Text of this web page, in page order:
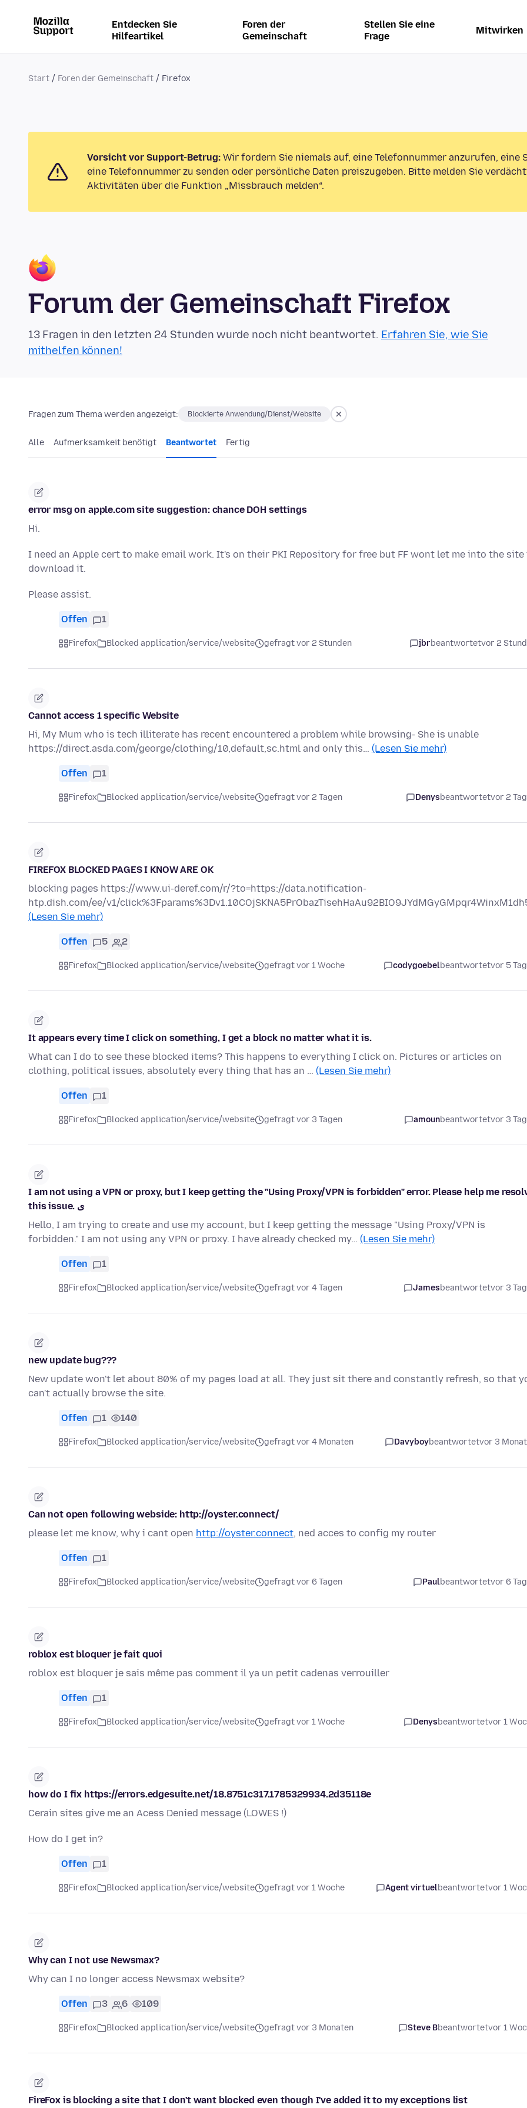
Entdecken Sie
Hilfeartikel
Foren der
Gemeinschaft
Stellen Sie eine
Frage
Mitwirken
Start Foren der Gemeinschaft Firefox
Vorsicht vor Support-Betrug: Wir fordern Sie niemals auf, eine Telefonnummer anzurufen, eine
eine Telefonnummer zu senden oder persönliche Daten preiszugeben. Bitte melden Sie
Aktivitäten über die Funktion „Missbrauch melden“.
Forum der Gemeinschaft Firefox
13 Fragen in den letzten 24 Stunden wurde noch nicht beantwortet. Erfahren Sie, wie Sie
mithelfen können!
Fragen zum Thema werden angezeigt: Blockierte Anwendung/Dienst/Website
Alle Aufmerksamkeit benötigt Beantwortet Fertig
error msg on apple.com site suggestion: chance DOH settings
Hi.
I need an Apple cert to make email work. It's on their PKI Repository for free but FF wont let me into the site
download it.
Please assist.
Offen 1
Firefox Blocked application/service/website gefragt vor 2 Stunden jbrbeantwortetvor 2
Cannot access 1 specific Website
Hi, My Mum who is tech illiterate has recent encountered a problem while browsing- She is unable
https://direct.asda.com/george/clothing/10,default,sc.html and only this… (Lesen Sie mehr)
Offen 1
Firefox Blocked application/service/website gefragt vor 2 Tagen Denysbeantwortetvor 2
FIREFOX BLOCKED PAGES I KNOW ARE OK
blocking pages https://www.ui-deref.com/r/?to=https://data.notification-
htp.dish.com/ee/v1/
(Lesen Sie mehr)
Offen 5 2
Firefox Blocked application/service/website gefragt vor 1 Woche codygoebelbeantwortetvor 5
It appears every time I click on something, I get a block no matter what it is.
What can I do to see these blocked items? This happens to everything I click on. Pictures or articles on
clothing, political issues, absolutely every thing that has an … (Lesen Sie mehr)
Offen 1
Firefox Blocked application/service/website gefragt vor 3 Tagen amounbeantwortetvor 3
I am not using a VPN or proxy, but I keep getting the "Using Proxy/VPN is forbidden" error. Please help me
this issue. ی
Hello, I am trying to create and use my account, but I keep getting the message "Using Proxy/VPN is
forbidden." I am not using any VPN or proxy. I have already checked my… (Lesen Sie mehr)
Offen 1
Firefox Blocked application/service/website gefragt vor 4 Tagen Jamesbeantwortetvor 3
new update bug???
New update won't let about 80% of my pages load at all. They just sit there and constantly refresh, so that
can't actually browse the site.
Offen 1 140
Firefox Blocked application/service/website gefragt vor 4 Monaten Davyboybeantwortetvor 3
Can not open following webside: http://oyster.connect/
please let me know, why i cant open http://oyster.connect, ned acces to config my router
Offen 1
Firefox Blocked application/service/website gefragt vor 6 Tagen Paulbeantwortetvor 6
roblox est bloquer je fait quoi
roblox est bloquer je sais même pas comment il ya un petit cadenas verrouiller
Offen 1
Firefox Blocked application/service/website gefragt vor 1 Woche Denysbeantwortetvor 1
how do I fix https://errors.edgesuite.net/18.8751c317.1785329934.2d35118e
Cerain sites give me an Acess Denied message (LOWES !)
How do I get in?
Offen 1
Firefox Blocked application/service/website gefragt vor 1 Woche Agent virtuelbeantwortetvor 1
Why can I not use Newsmax?
Why can I no longer access Newsmax website?
Offen 3 6 109
Firefox Blocked application/service/website gefragt vor 3 Monaten Steve Bbeantwortetvor 1
FireFox is blocking a site that I don't want blocked even though I've added it to my exceptions list